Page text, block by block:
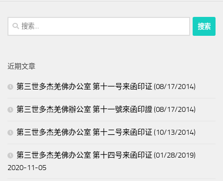
搜
索：
近期文章
第三世多杰羌佛办公室 第十一号来函印证 (08/17/2014)
第三世多杰羌佛辦公室 第十一號來函印證 (08/17/2014)
第三世多杰羌佛办公室 第十二号来函印证 (10/13/2014)
第三世多杰羌佛办公室 第十四号来函印证 (01/28/2019)
2020-11-05